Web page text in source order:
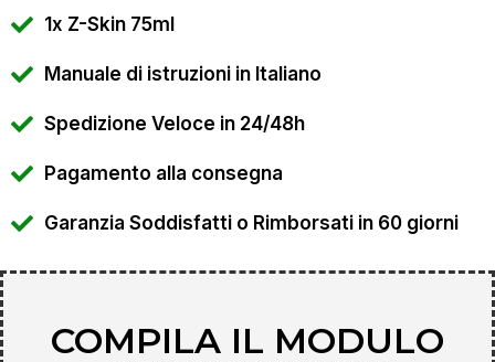
1x Z-Skin 75ml
Manuale di istruzioni in Italiano
Spedizione Veloce in 24/48h
Pagamento alla consegna
Garanzia Soddisfatti o Rimborsati in 60 giorni
COMPILA IL MODULO